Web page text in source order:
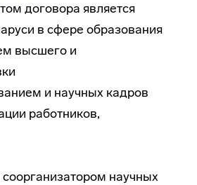
договора является
в сфере образования
высшего и
и научных кадров
работников,
научных